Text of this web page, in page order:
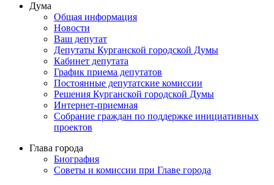
Дума
Общая информация
Новости
Ваш депутат
Депутаты Курганской городской Думы
Кабинет депутата
График приема депутатов
Постоянные депутатские комиссии
Решения Курганской городской Думы
Интернет-приемная
Собрание граждан по поддержке инициативных
проектов
Глава города
Биография
Советы и комиссии при Главе города